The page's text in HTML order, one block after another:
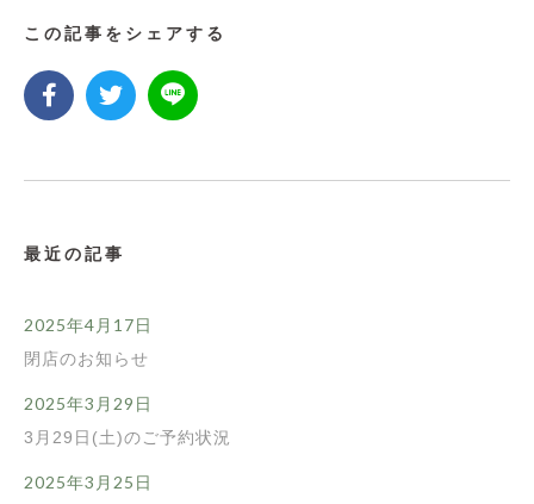
この記事をシェアする
最近の記事
閉店のお知らせ
2025年4月17日
3月29日(土)のご予約状況
2025年3月29日
2025年3月25日